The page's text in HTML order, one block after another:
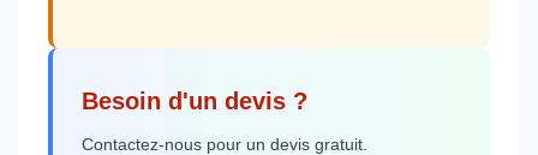
Besoin d'un devis ?
Contactez-nous pour un devis gratuit.